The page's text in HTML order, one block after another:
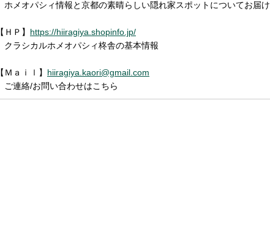
ホメオパシィ情報と京都の素晴らしい隠れ家スポットについてお届け
【ＨＰ】 https://hiiragiya.shopinfo.jp/
クラシカルホメオパシィ柊舎の基本情報
【Ｍａｉｌ】 hiiragiya.kaori@gmail.com
ご連絡/お問い合わせはこちら